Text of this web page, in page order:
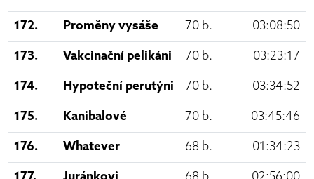
172. Proměny vysáše 70 b. 03:08:50
173. Vakcinační pelikáni 70 b. 03:23:17
174. Hypoteční perutýni 70 b. 03:34:52
175. Kanibalové 70 b. 03:45:46
176. Whatever 68 b. 01:34:23